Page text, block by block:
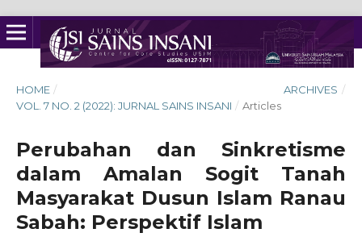
HOME / ARCHIVES /
VOL. 7 NO. 2 (2022): JURNAL SAINS INSANI / Articles
Perubahan dan Sinkretisme
dalam Amalan Sogit Tanah
Masyarakat Dusun Islam Ranau
Sabah: Perspektif Islam